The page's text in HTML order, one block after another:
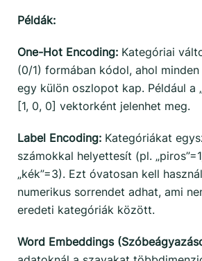
Példák:
One-Hot Encoding: Kategóriai
(0/1) formában kódol, ahol
egy külön oszlopot kap. Például a
[1, 0, 0] vektorként jelenhet meg.
Label Encoding: Kategóriákat
számokkal helyettesít (pl.
„kék”=3). Ezt óvatosan kell
numerikus sorrendet adhat, ami
eredeti kategóriák között.
Word Embeddings